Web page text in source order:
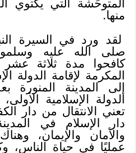
المتوحِّشة التي يكتوي
منها.
لقد ورد في السيرة
صلى الله عليه
كافحوا مدة ثلاثة
المكرمة لإقامة الدولة
إلى المدينة المنورة
الدولة الإسلامية
تعني الانتقال من دار
دار الإسلام في
والأمان والإيمان،
عمليًا في حياة الناس،